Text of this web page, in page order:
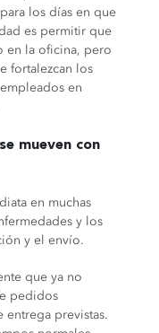
los días en que
es permitir que
en la oficina, pero
fortalezcan los
en
mueven con
en muchas
y los
y el envío.
que ya no
pedidos
entrega previstas.